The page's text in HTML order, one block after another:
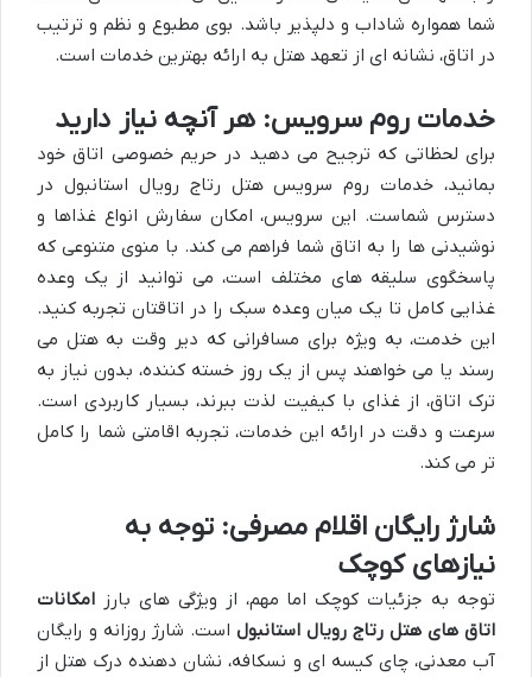
شما همواره شاداب و دلپذیر باشد. بوی مطبوع و نظم و ترتیب
در اتاق، نشانه ای از تعهد هتل به ارائه بهترین خدمات است.
خدمات روم سرویس: هر آنچه نیاز دارید
برای لحظاتی که ترجیح می دهید در حریم خصوصی اتاق خود
بمانید، خدمات روم سرویس هتل رتاج رویال استانبول در
دسترس شماست. این سرویس، امکان سفارش انواع غذاها و
نوشیدنی ها را به اتاق شما فراهم می کند. با منوی متنوعی که
پاسخگوی سلیقه های مختلف است، می توانید از یک وعده
غذایی کامل تا یک میان وعده سبک را در اتاقتان تجربه کنید.
این خدمت، به ویژه برای مسافرانی که دیر وقت به هتل می
رسند یا می خواهند پس از یک روز خسته کننده، بدون نیاز به
ترک اتاق، از غذای با کیفیت لذت ببرند، بسیار کاربردی است.
سرعت و دقت در ارائه این خدمات، تجربه اقامتی شما را کامل
تر می کند.
شارژ رایگان اقلام مصرفی: توجه به
نیازهای کوچک
توجه به جزئیات کوچک اما مهم، از ویژگی های بارز امکانات
اتاق های هتل رتاج رویال استانبول است. شارژ روزانه و رایگان
آب معدنی، چای کیسه ای و نسکافه، نشان دهنده درک هتل از